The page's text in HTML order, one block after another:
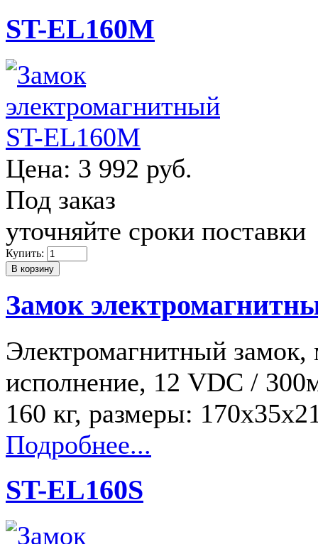
ST-EL160M
Цена: 3 992 руб.
Под заказ
уточняйте сроки поставки
Купить:
Замок
Электромагнитный замок,
исполнение, 12 VDC /
160 кг, размеры:
Подробнее...
ST-EL160S